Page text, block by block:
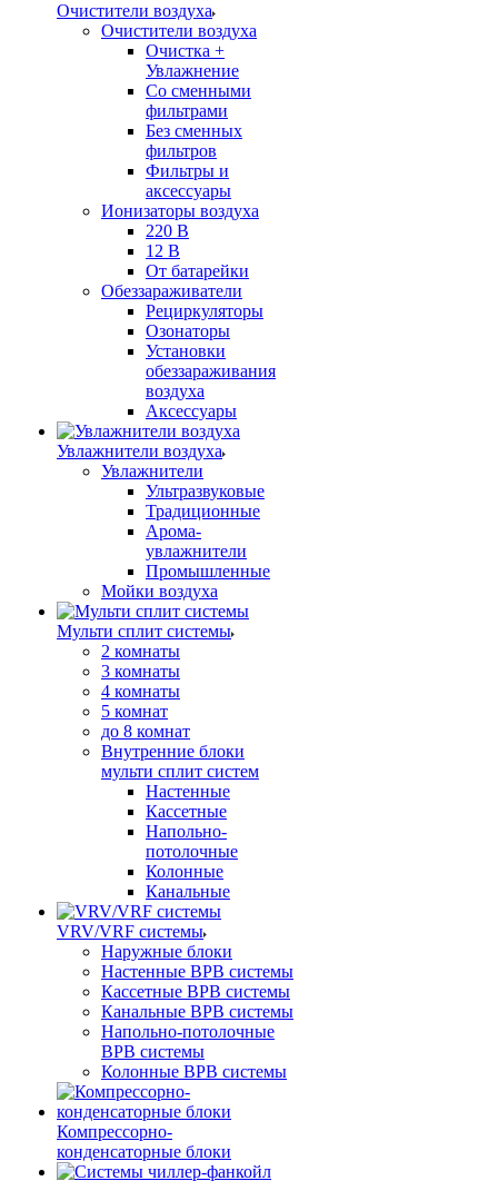
Очистители воздуха
Очистители воздуха
Очистка +
Увлажнение
Cо сменными
фильтрами
Без сменных
фильтров
Фильтры и
аксессуары
Ионизаторы воздуха
220 В
12 В
От батарейки
Обеззараживатели
Рециркуляторы
Озонаторы
Установки
обеззараживания
воздуха
Аксессуары
Увлажнители воздуха
Увлажнители
Ультразвуковые
Традиционные
Арома-
увлажнители
Промышленные
Мойки воздуха
Мульти сплит системы
2 комнаты
3 комнаты
4 комнаты
5 комнат
до 8 комнат
Внутренние блоки
мульти сплит систем
Настенные
Кассетные
Напольно-
потолочные
Колонные
Канальные
VRV/VRF системы
Наружные блоки
Настенные ВРВ системы
Кассетные ВРВ системы
Канальные ВРВ системы
Напольно-потолочные
ВРВ системы
Колонные ВРВ системы
Компрессорно-
конденсаторные блоки